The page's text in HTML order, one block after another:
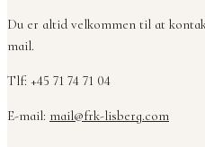
Du er altid velkommen til at
mail.
Tlf: +45 71 74 71 04
E-mail: mail@frk-lisberg.com